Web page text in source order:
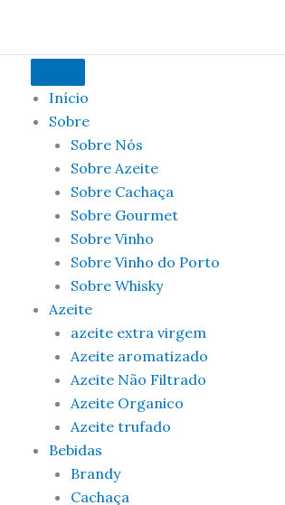
Início
Sobre
Sobre Nós
Sobre Azeite
Sobre Cachaça
Sobre Gourmet
Sobre Vinho
Sobre Vinho do Porto
Sobre Whisky
Azeite
azeite extra virgem
Azeite aromatizado
Azeite Não Filtrado
Azeite Organico
Azeite trufado
Bebidas
Brandy
Cachaça